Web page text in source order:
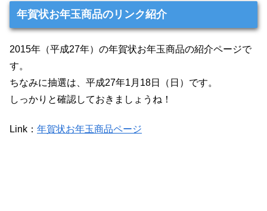
年賀状お年玉商品のリンク紹介
2015年（平成27年）の年賀状お年玉商品の紹介ページで
す。
ちなみに抽選は、平成27年1月18日（日）です。
しっかりと確認しておきましょうね！
Link： 年賀状お年玉商品ページ